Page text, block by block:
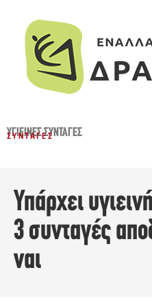
ΥΓΙΕΙΝΈΣ ΣΥΝΤΑΓΈΣ
ΣΥΝΤΑΓΈΣ
Υπάρχει
3 συνταγές
ναι